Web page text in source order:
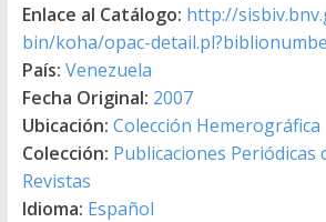
Enlace al Catálogo: http://
bin/koha/opac-
País: Venezuela
Fecha Original: 2007
Ubicación: Colección Hemerográfica
Colección: Publicaciones Periódicas
Revistas
Idioma: Español